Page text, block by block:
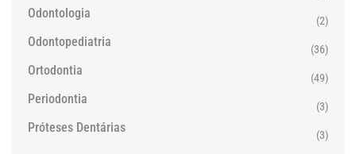
Odontologia (2)
Odontopediatria (36)
Ortodontia (49)
Periodontia (3)
Próteses Dentárias (3)